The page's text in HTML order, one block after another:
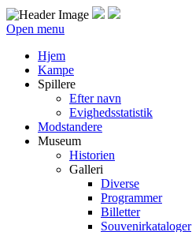
Open menu
Hjem
Kampe
Spillere
Efter navn
Evighedsstatistik
Modstandere
Museum
Historien
Galleri
Diverse
Programmer
Billetter
Souvenirkataloger